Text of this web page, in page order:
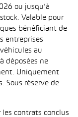
ou jusqu’à
Valable pour
bénéficiant de
entreprises
au
déposées ne
Uniquement
Sous réserve de
contrats conclus